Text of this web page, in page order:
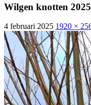
Wilgen knotten
4 februari 2025 1920 ×